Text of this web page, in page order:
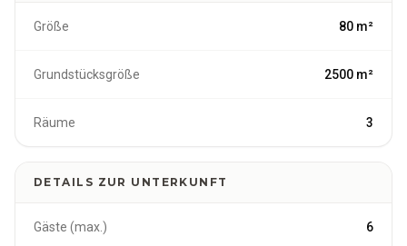
Größe 80 m²
Grundstücksgröße 2500 m²
Räume 3
DETAILS ZUR UNTERKUNFT
Gäste (max.) 6